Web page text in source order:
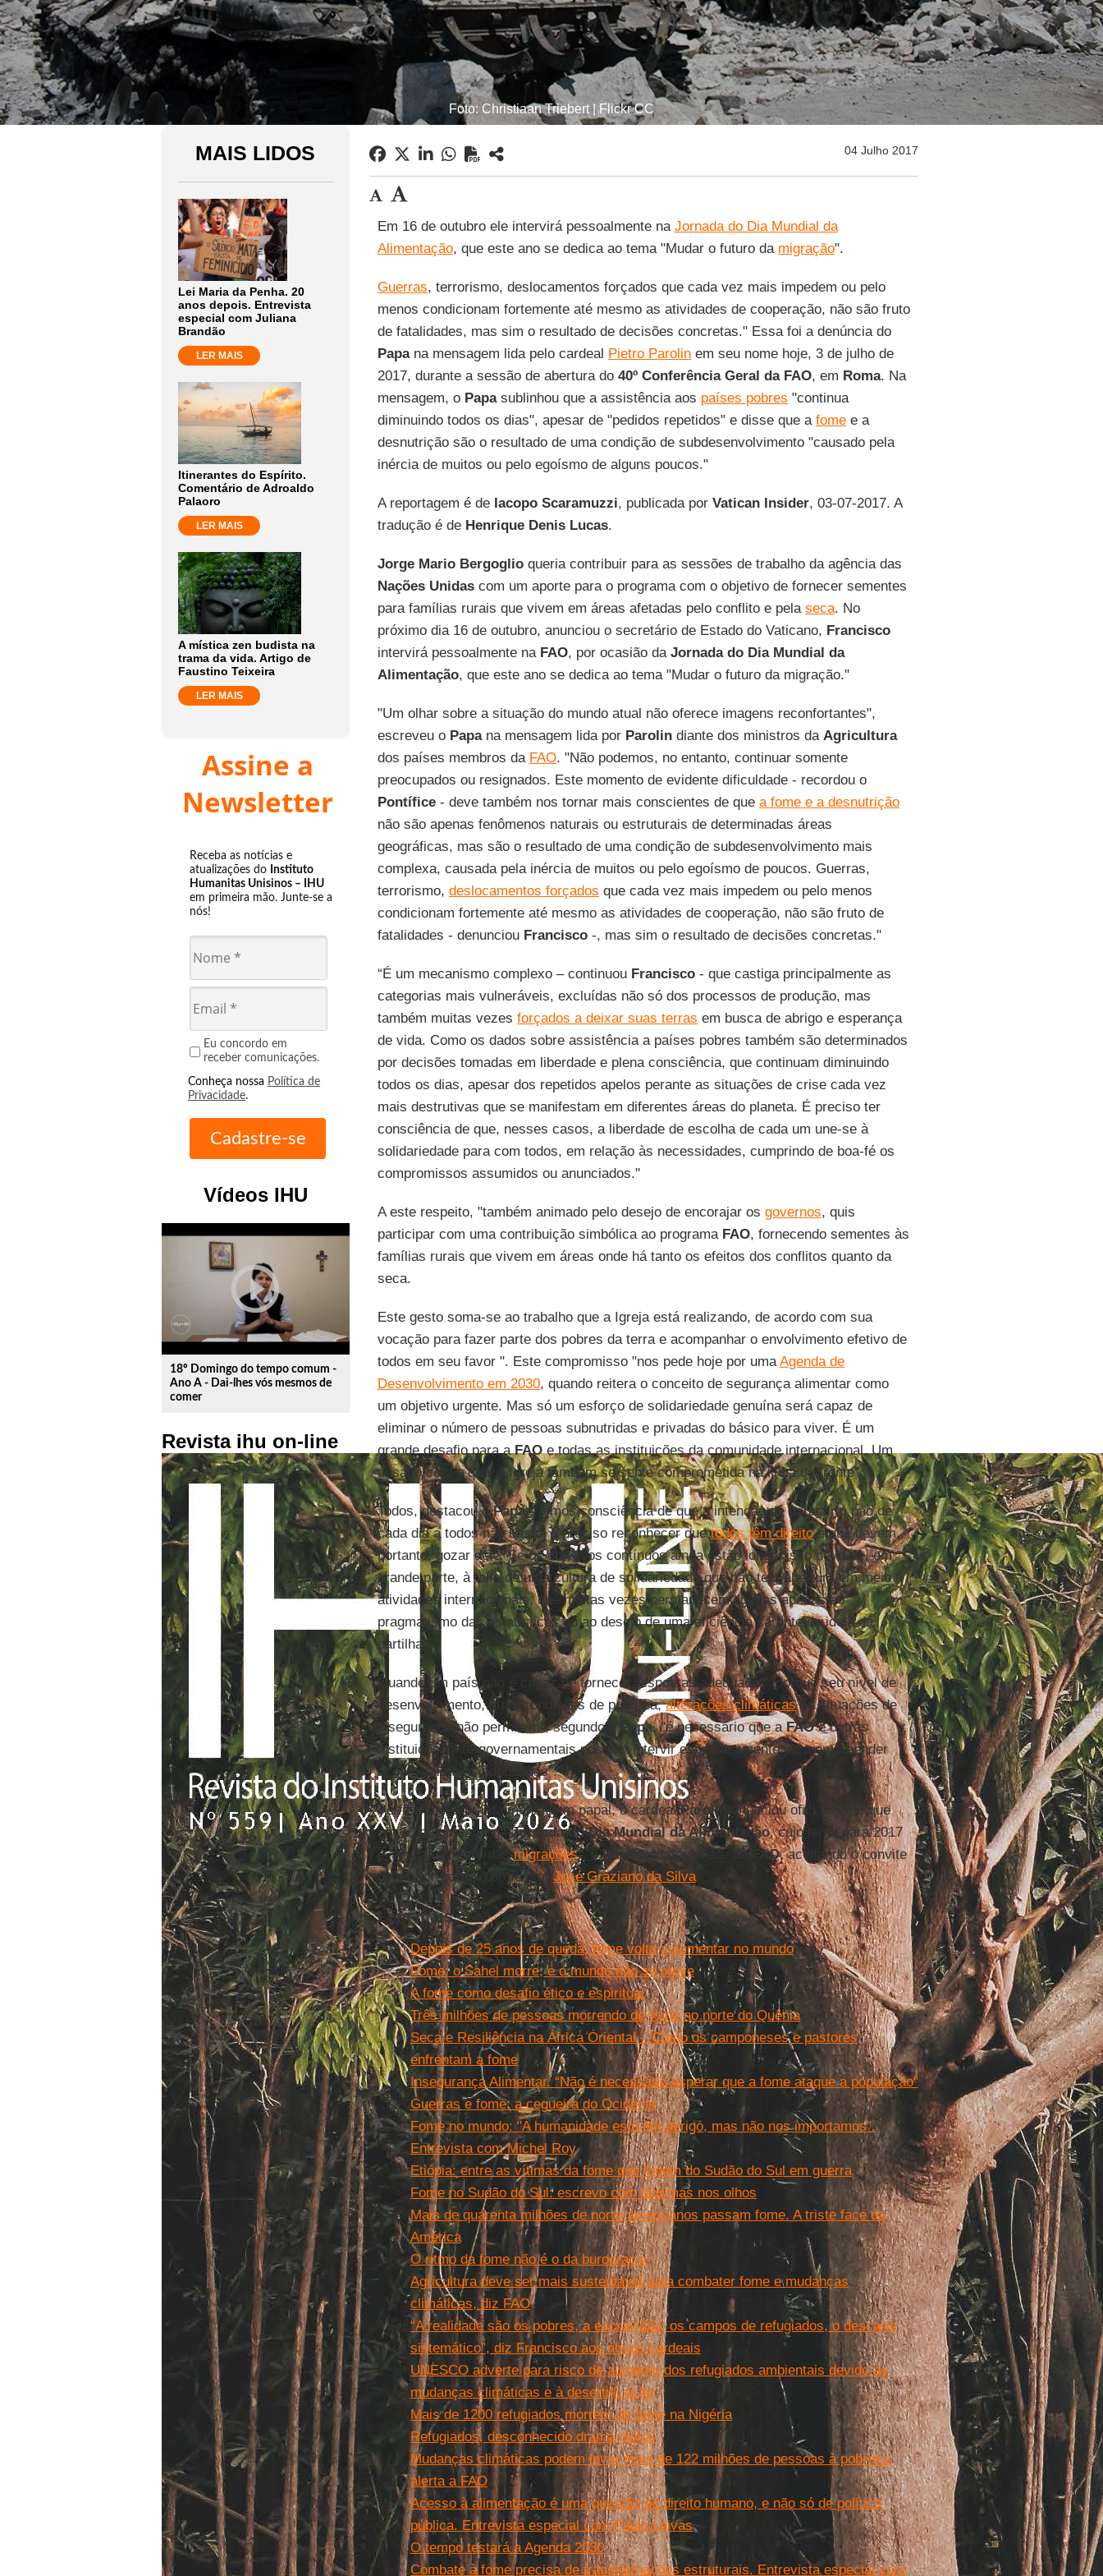
Foto: Christiaan Triebert | Flickr CC
MAIS LIDOS
Lei Maria da Penha. 20
anos depois. Entrevista
especial com Juliana
Brandão
LER MAIS
Itinerantes do Espírito.
Comentário de Adroaldo
Palaoro
LER MAIS
A mística zen budista na
trama da vida. Artigo de
Faustino Teixeira
LER MAIS
Assine a
Newsletter
Receba as notícias e
atualizações do Instituto
Humanitas Unisinos – IHU
em primeira mão. Junte-se a
nós!
Eu concordo em
receber comunicações.
Conheça nossa Política de
Privacidade.
Vídeos IHU
play_circle_outline
18º Domingo do tempo comum -
Ano A - Dai-lhes vós mesmos de
comer
Revista ihu on-line
04 Julho 2017
Em 16 de outubro ele intervirá pessoalmente na Jornada do Dia Mundial da
Alimentação, que este ano se dedica ao tema "Mudar o futuro da migração".
Guerras, terrorismo, deslocamentos forçados que cada vez mais impedem ou pelo
menos condicionam fortemente até mesmo as atividades de cooperação, não são fruto
de fatalidades, mas sim o resultado de decisões concretas." Essa foi a denúncia do
Papana mensagem lida pelo cardeal Pietro Parolinem seu nome hoje, 3 de julho de
2017, durante a sessão de abertura do 40º Conferência Geral da FAO, em Roma. Na
mensagem, o Papasublinhou que a assistência aos países pobres "continua
diminuindo todos os dias", apesar de "pedidos repetidos" e disse que a fomee a
desnutrição são o resultado de uma condição de subdesenvolvimento "causado pela
inércia de muitos ou pelo egoísmo de alguns poucos."
A reportagem é de Iacopo Scaramuzzi, publicada por Vatican Insider, 03-07-2017. A
tradução é de Henrique Denis Lucas.
Jorge Mario Bergoglioqueria contribuir para as sessões de trabalho da agência das
Nações Unidascom um aporte para o programa com o objetivo de fornecer sementes
para famílias rurais que vivem em áreas afetadas pelo conflito e pela seca. No
próximo dia 16 de outubro, anunciou o secretário de Estado do Vaticano, Francisco
intervirá pessoalmente na FAO, por ocasião da Jornada do Dia Mundial da
Alimentação, que este ano se dedica ao tema "Mudar o futuro da migração."
"Um olhar sobre a situação do mundo atual não oferece imagens reconfortantes",
escreveu o Papana mensagem lida por Parolindiante dos ministros da Agricultura
dos países membros da FAO. "Não podemos, no entanto, continuar somente
preocupados ou resignados. Este momento de evidente dificuldade - recordou o
Pontífice- deve também nos tornar mais conscientes de que a fome e a desnutrição
não são apenas fenômenos naturais ou estruturais de determinadas áreas
geográficas, mas são o resultado de uma condição de subdesenvolvimento mais
complexa, causada pela inércia de muitos ou pelo egoísmo de poucos. Guerras,
terrorismo, deslocamentos forçados que cada vez mais impedem ou pelo menos
condicionam fortemente até mesmo as atividades de cooperação, não são fruto de
fatalidades - denunciou Francisco-, mas sim o resultado de decisões concretas."
“É um mecanismo complexo – continuou Francisco- que castiga principalmente as
categorias mais vulneráveis, excluídas não só dos processos de produção, mas
também muitas vezes forçados a deixar suas terras em busca de abrigo e esperança
de vida. Como os dados sobre assistência a países pobres também são determinados
por decisões tomadas em liberdade e plena consciência, que continuam diminuindo
todos os dias, apesar dos repetidos apelos perante as situações de crise cada vez
mais destrutivas que se manifestam em diferentes áreas do planeta. É preciso ter
consciência de que, nesses casos, a liberdade de escolha de cada um une-se à
solidariedade para com todos, em relação às necessidades, cumprindo de boa-fé os
compromissos assumidos ou anunciados."
A este respeito, "também animado pelo desejo de encorajar os governos, quis
participar com uma contribuição simbólica ao programa FAO, fornecendo sementes às
famílias rurais que vivem em áreas onde há tanto os efeitos dos conflitos quanto da
seca.
Este gesto soma-se ao trabalho que a Igreja está realizando, de acordo com sua
vocação para fazer parte dos pobres da terra e acompanhar o envolvimento efetivo de
todos em seu favor ". Este compromisso "nos pede hoje por umaAgenda de
Desenvolvimento em 2030, quando reitera o conceito de segurança alimentar como
um objetivo urgente. Mas só um esforço de solidariedade genuína será capaz de
eliminar o número de pessoas subnutridas e privadas do básico para viver. É um
grande desafio para aFAOe todas as instituições da comunidade internacional. Um
desafio com o qual a Igreja também se sente comprometida na linha de frente".
Todos, destacou oPapa, "temos consciência de que a intenção de garantir o pão de
cada dia a todos não basta, é preciso reconhecer quetodos têm direitoe que devem,
portanto, gozar dele. Se os objetivos contínuos ainda estão longe, isso deve-se, em
grande parte, à falta de uma cultura de solidariedade que não tem abertura em meio a
atividades internacionais, que muitas vezes permanecem ligadas apenas ao
pragmatismo das estatísticas ou ao desejo de uma eficiência carente da ideia da
partilha."
Quando um país não é capaz de fornecer respostas adequadas "porque seu nível de
desenvolvimento, suas condições de pobreza,alterações climáticasou situações de
insegurança não permitem", segundo o Papa, "é necessário que aFAOe outras
instituições intergovernamentais possam intervir especificamente para empreender
ações solidárias adequadas".
Ao final da leitura da mensagem papal, o cardealParolin anunciou oficialmente que
em 16 de outubro, naJornada do Dia Mundial da Alimentação, cujo tema para 2017
é "Mudar o futuro dasmigrações", oPapavisitará a sede da FAO, aceitando o convite
do diretor-geral, o professor José Graziano da Silva.
Leia mais
Depois de 25 anos de queda, fome volta a aumentar no mundo
Fome: o Sahel morre, e o mundo não se move
A fome como desafio ético e espiritual
Três milhões de pessoas morrendo de fome no norte do Quênia
Seca e Resiliência na África Oriental – Como os camponeses e pastores
enfrentam a fome
Insegurança Alimentar. “Não é necessário esperar que a fome ataque a população”
Guerras e fome: a cegueira do Ocidente
Fome no mundo: "A humanidade está em perigo, mas não nos importamos".
Entrevista com Michel Roy
Etiópia: entre as vítimas da fome que fogem do Sudão do Sul em guerra
Fome no Sudão do Sul: escrevo com lágrimas nos olhos
Mais de quarenta milhões de norte-americanos passam fome. A triste face da
América
O ritmo da fome não é o da burocracia
Agricultura deve ser mais sustentável para combater fome e mudanças
climáticas, diz FAO
“A realidade são os pobres, a escravidão, os campos de refugiados, o descarte
sistemático”, diz Francisco aos novos cardeais
UNESCO adverte para risco de aumento dos refugiados ambientais devido às
mudanças climáticas e à desertificação
Mais de 1200 refugiados morrem de fome na Nigéria
Refugiados, desconhecido drama global
Mudanças climáticas podem levar mais de 122 milhões de pessoas à pobreza,
alerta a FAO
Acesso à alimentação é uma questão de direito humano, e não só de política
pública. Entrevista especial com Paulo Leivas
O tempo testará a Agenda 2030
Combate à fome precisa de transformações estruturais. Entrevista especial com